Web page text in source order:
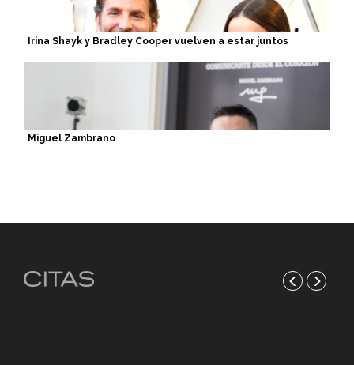
Irina Shayk y Bradley Cooper vuelven a estar juntos
Miguel Zambrano